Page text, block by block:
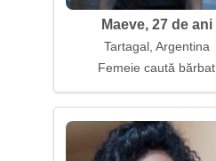
Maeve, 27 de ani
Tartagal, Argentina
Femeie caută bărbat